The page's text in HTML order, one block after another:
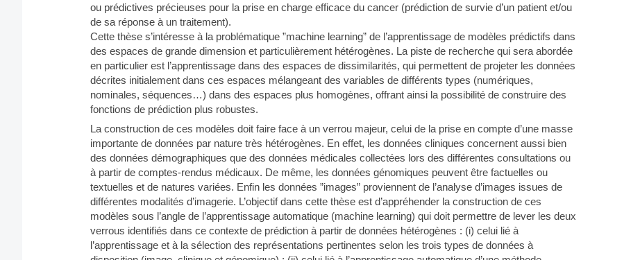
ou prédictives précieuses pour la prise en charge efficace du cancer (prédiction de survie d’un patient et/ou
de sa réponse à un traitement).
Cette thèse s’intéresse à la problématique ”machine learning” de l’apprentissage de modèles prédictifs dans
des espaces de grande dimension et particulièrement hétérogènes. La piste de recherche qui sera abordée
en particulier est l’apprentissage dans des espaces de dissimilarités, qui permettent de projeter les données
décrites initialement dans ces espaces mélangeant des variables de différents types (numériques,
nominales, séquences…) dans des espaces plus homogènes, offrant ainsi la possibilité de construire des
fonctions de prédiction plus robustes.
La construction de ces modèles doit faire face à un verrou majeur, celui de la prise en compte d’une masse
importante de données par nature très hétérogènes. En effet, les données cliniques concernent aussi bien
des données démographiques que des données médicales collectées lors des différentes consultations ou
à partir de comptes-rendus médicaux. De même, les données génomiques peuvent être factuelles ou
textuelles et de natures variées. Enfin les données ”images” proviennent de l’analyse d’images issues de
différentes modalités d’imagerie. L’objectif dans cette thèse est d’appréhender la construction de ces
modèles sous l’angle de l’apprentissage automatique (machine learning) qui doit permettre de lever les deux
verrous identifiés dans ce contexte de prédiction à partir de données hétérogènes : (i) celui lié à
l’apprentissage et à la sélection des représentations pertinentes selon les trois types de données à